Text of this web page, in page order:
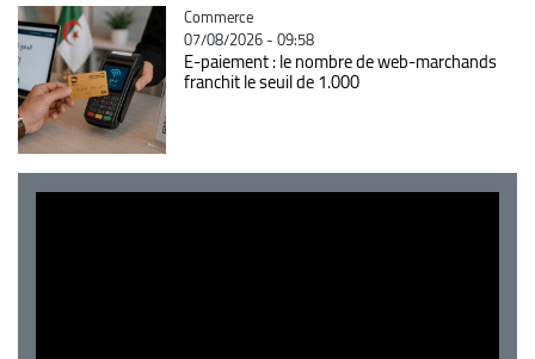
Catégorie
Commerce
07/08/2026 - 09:58
E-paiement : le nombre de web-marchands
franchit le seuil de 1.000